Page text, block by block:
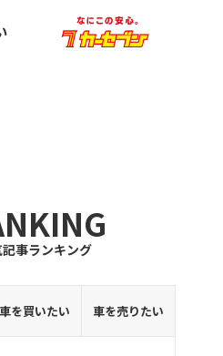
事ランキング
車を買いたい 車を売りたい